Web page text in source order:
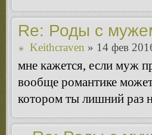
Re: Роды с
Keithcraven » 14 фев
мне кажется, если муж
вообще романтике
котором ты лишний раз